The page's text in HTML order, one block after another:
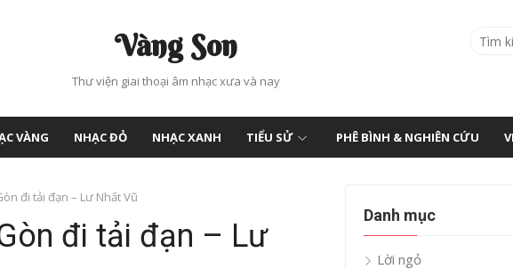
Vàng Son
Thư viện giai thoại âm nhạc xưa và nay
Search
VÀNG NHẠC ĐỎ NHẠC XANH TIỂU SỬ PHÊ BÌNH & NGHIÊN CỨU
đi tải đạn – Lư Nhất Vũ
đi tải đạn – Lư
Danh mục
Lời ngỏ